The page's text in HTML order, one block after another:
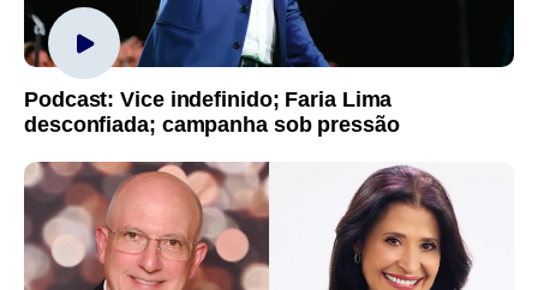
Podcast: Vice indefinido; Faria Lima
desconfiada; campanha sob pressão